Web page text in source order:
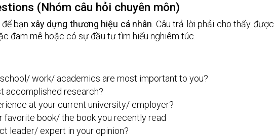
(Nhóm câu hỏi chuyên môn)
bạn xây dựng thương hiệu cá nhân . Câu trả lời phải cho thấy được
đam mê hoặc có sự đầu tư tìm hiểu nghiêm túc.
work/ academics are most important to you?
accomplished research?
at your current university/ employer?
favorite book/ the book you recently read
leader/ expert in your opinion?